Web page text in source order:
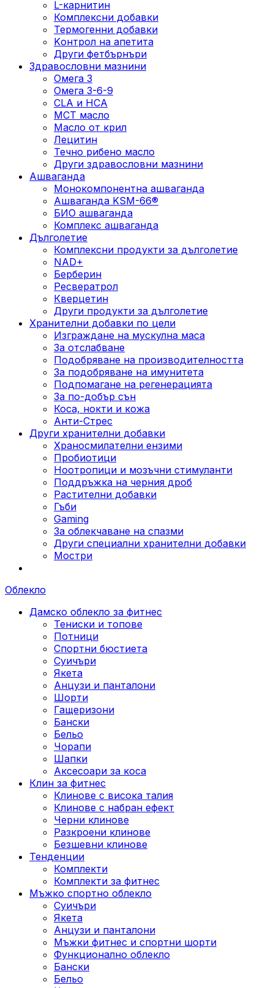
L-карнитин
Комплексни добавки
Термогенни добавки
Kонтрол на апетита
Други фетбърнъри
Здравословни мазнини
Омега 3
Омега 3-6-9
CLA и HCA
МСТ масло
Масло от крил
Лецитин
Течно рибено масло
Други здравословни мазнини
Ашваганда
Монокомпонентна ашваганда
Ашваганда KSM-66®
БИО ашваганда
Комплекс ашваганда
Дълголетие
Комплексни продукти за дълголетие
NAD+
Берберин
Ресвератрол
Кверцетин
Други продукти за дълголетие
Хранителни добавки по цели
Изграждане на мускулна маса
За отслабване
Подобряване на производителността
За подобряване на имунитета
Подпомагане на регенерацията
За по-добър сън
Коса, нокти и кожа
Анти-Стрес
Други хранителни добавки
Храносмилателни ензими
Пробиотици
Ноотропици и мозъчни стимуланти
Поддръжка на черния дроб
Растителни добавки
Гъби
Gaming
За облекчаване на спазми
Други специални хранителни добавки
Мостри
Облекло
Дамско облекло за фитнес
Тениски и топове
Потници
Спортни бюстиета
Суичъри
Якета
Aнцузи и панталони
Шорти
Гащеризони
Бански
Бельо
Чорапи
Шапки
Аксесоари за коса
Клин за фитнес
Клинове с висока талия
Клинове с набран ефект
Черни клинове
Разкроени клинове
Безшевни клинове
Тенденции
Комплекти
Комплекти за фитнес
Мъжко спортно облекло
Суичъри
Якета
Aнцузи и панталони
Mъжки фитнес и спортни шорти
Функционално облекло
Бански
Бельо